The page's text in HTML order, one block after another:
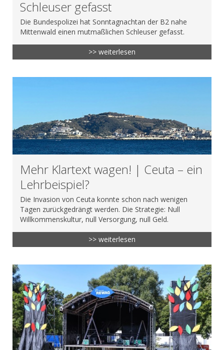
Schleuser gefasst
Die Bundespolizei hat Sonntagnachtan der B2 nahe
Mittenwald einen mutmaßlichen Schleuser gefasst.
>> weiterlesen
Mehr Klartext wagen! | Ceuta – ein
Lehrbeispiel?
Die Invasion von Ceuta konnte schon nach wenigen
Tagen zurückgedrängt werden. Die Strategie: Null
Willkommenskultur, null Versorgung, null Geld.
>> weiterlesen